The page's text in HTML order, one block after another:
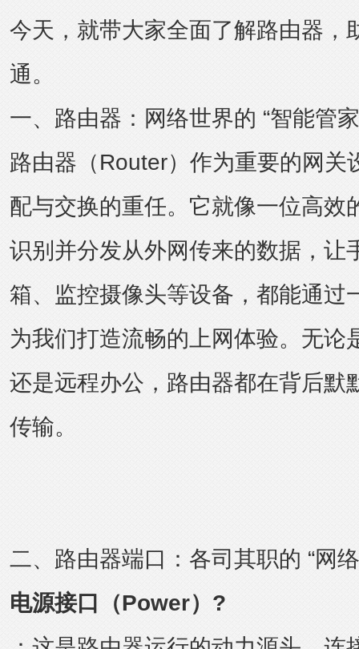
今天，就带大家全面了解路由器，
通。
一、路由器：网络世界的 “智能管
路由器（Router）作为重要的网关
配与交换的重任。它就像一位高效
识别并分发从外网传来的数据，让
箱、监控摄像头等设备，都能通过
为我们打造流畅的上网体验。无论
还是远程办公，路由器都在背后默
传输。
二、路由器端口：各司其职的 “网
电源接口（Power）?